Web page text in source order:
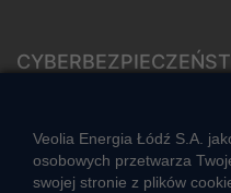
Veolia Energia Łódź S.A.
osobowych przetwarza
swojej stronie z plików